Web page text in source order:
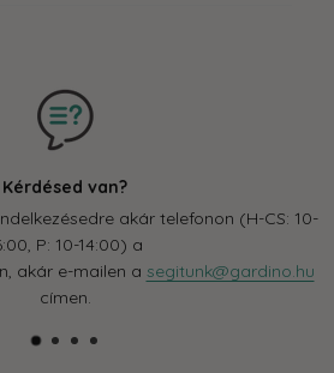
Kérdésed van?
akár telefonon (H-CS: 10-
P: 10-14:00) a
akár e-mailen a segitunk@gardino.hu
címen.